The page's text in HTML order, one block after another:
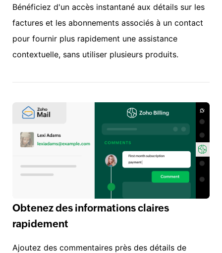
Bénéficiez d'un accès instantané aux détails sur les
factures et les abonnements associés à un contact
pour fournir plus rapidement une assistance
contextuelle, sans utiliser plusieurs produits.
Obtenez des informations claires
rapidement
Ajoutez des commentaires près des détails de